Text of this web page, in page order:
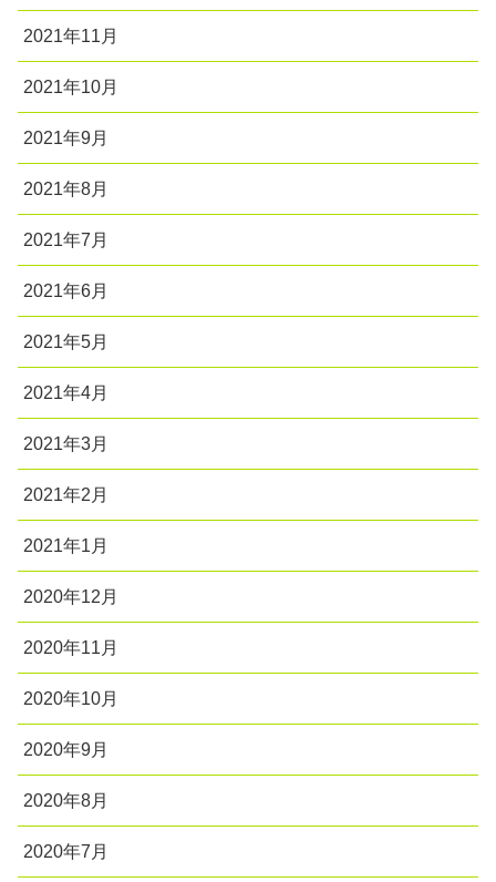
2021年11月
2021年10月
2021年9月
2021年8月
2021年7月
2021年6月
2021年5月
2021年4月
2021年3月
2021年2月
2021年1月
2020年12月
2020年11月
2020年10月
2020年9月
2020年8月
2020年7月